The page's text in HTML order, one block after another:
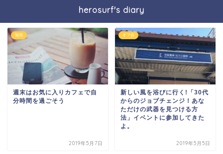
herosurf's diary
勉強
週末はお気に入りカフェで自
分時間を過ごそう
2019年5月7日
オフ会
新しい風を浴びに行く!「30代
からのジョブチェンジ！あな
ただけの武器を見つける方
法」イベントに参加してきた
よ。
2019年5月5日